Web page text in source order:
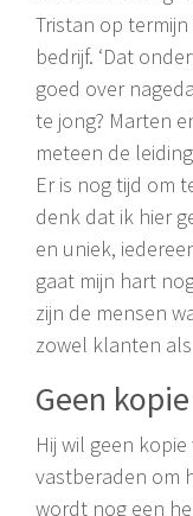
Tristan op
bedrijf. ‘Dat
goed over
te jong? Marten
meteen de
Er is nog tijd om
denk dat ik hier
en uniek,
gaat mijn hart
zijn de mensen
zowel klanten als
Geen
Hij wil geen
vastberaden om
wordt nog een